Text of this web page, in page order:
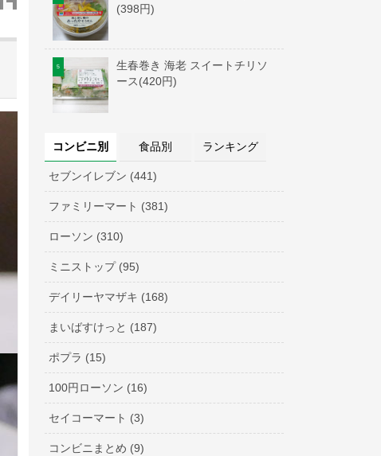
(398円)
生春巻き 海老 スイートチリソ
ース(420円)
コンビニ別 食品別 ランキング
セブンイレブン (441)
ファミリーマート (381)
ローソン (310)
ミニストップ (95)
デイリーヤマザキ (168)
まいばすけっと (187)
ポプラ (15)
100円ローソン (16)
セイコーマート (3)
コンビニまとめ (9)